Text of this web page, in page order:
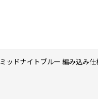
ミッドナイトブルー 編み込み